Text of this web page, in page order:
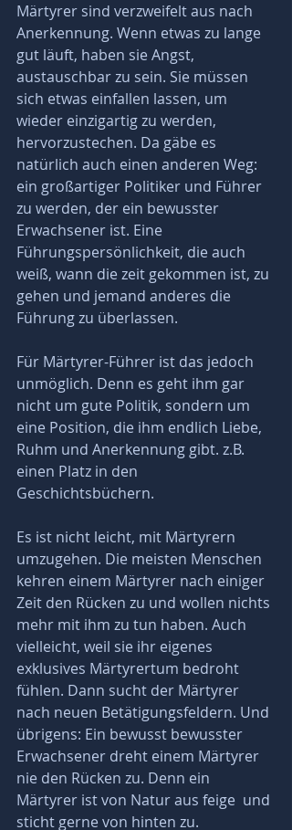
Märtyrer sind verzweifelt aus nach
Anerkennung. Wenn etwas zu lange
gut läuft, haben sie Angst,
austauschbar zu sein. Sie müssen
sich etwas einfallen lassen, um
wieder einzigartig zu werden,
hervorzustechen. Da gäbe es
natürlich auch einen anderen Weg:
ein großartiger Politiker und Führer
zu werden, der ein bewusster
Erwachsener ist. Eine
Führungspersönlichkeit, die auch
weiß, wann die zeit gekommen ist, zu
gehen und jemand anderes die
Führung zu überlassen.
Für Märtyrer-Führer ist das jedoch
unmöglich. Denn es geht ihm gar
nicht um gute Politik, sondern um
eine Position, die ihm endlich Liebe,
Ruhm und Anerkennung gibt. z.B.
einen Platz in den
Geschichtsbüchern.
Es ist nicht leicht, mit Märtyrern
umzugehen. Die meisten Menschen
kehren einem Märtyrer nach einiger
Zeit den Rücken zu und wollen nichts
mehr mit ihm zu tun haben. Auch
vielleicht, weil sie ihr eigenes
exklusives Märtyrertum bedroht
fühlen. Dann sucht der Märtyrer
nach neuen Betätigungsfeldern. Und
übrigens: Ein bewusst bewusster
Erwachsener dreht einem Märtyrer
nie den Rücken zu. Denn ein
Märtyrer ist von Natur aus feige  und
sticht gerne von hinten zu.